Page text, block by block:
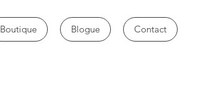
Boutique Blogue Contact